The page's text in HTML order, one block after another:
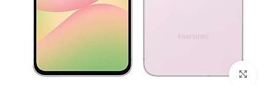
بزرگنمایی تصویر